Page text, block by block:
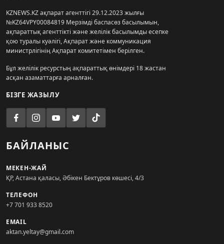
KZNEWS.KZ ақпарат агенттігі 29.12.2023 жылғы
№KZ64VPY00084819 Мерзімді баспасөз басылымын,
ақпараттық агенттікті және желілік басылымды есепке
қою туралы куәлігі, Ақпарат және коммуникация
министрлігінің Ақпарат комитетімен берілген.
Бұл желілік ресурстың ақпараттық өнімдері 18 жастан
асқан азаматтарға арналған.
БІЗГЕ ЖАЗЫЛУ
БАЙЛАНЫС
МЕКЕН-ЖАЙ
ҚР, Астана қаласы, Әбікен Бектұров көшесі, 4/3
ТЕЛЕФОН
+7 701 933 8520
EMAIL
aktan.yeltay@gmail.com